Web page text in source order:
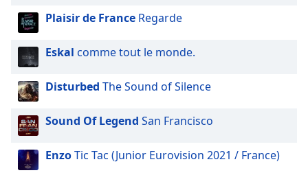
Text
Color
Text
Background
Plaisir de France Regarde
Eskal comme tout le monde.
Disturbed The Sound of Silence
Sound Of Legend San Francisco
EnzoTic Tac (Junior Eurovision 2021 / France)